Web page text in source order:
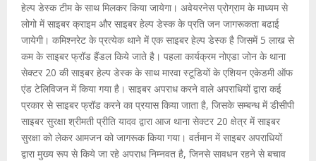
हेल्प डेस्क टीम के साथ मिलकर किया जायेगा। अवेयरनेस प्रोग्राम के माध्यम से
लोगो में साइबर क्राइम और साइबर हेल्प डेस्क के प्रति जन जागरूकता बढाई
जायेगी। कमिश्नरेट के प्रत्येक थाने में एक साइबर हेल्प डेस्क है जिसमें 5 लाख से
कम के साइबर फ्रॉड हैंडल किये जाते है। पहला कार्यक्रम नोएडा जोन के थाना
सेक्टर 20 की साइबर हेल्प डेस्क के साथ मारवा स्टूडियों के एशियन एकेडमी ऑफ
एंड टेलिविजन में किया गया है। साइबर अपराध करने वाले अपराधियों द्वारा कई
प्रकार से साइबर फ्रॉड करने का प्रयास किया जाता है, जिसके सम्बन्ध में डीसीपी
साइबर सुरक्षा श्रीमती प्रीति यादव द्वारा आज थाना सेक्टर 20 क्षेत्र में साइबर
सुरक्षा को लेकर आमजन को जागरूक किया गया। वर्तमान में साइबर अपराधियों
द्वारा मुख्य रूप से किये जा रहे अपराध निम्नवत है, जिनसे सावधन रहने से बचाव